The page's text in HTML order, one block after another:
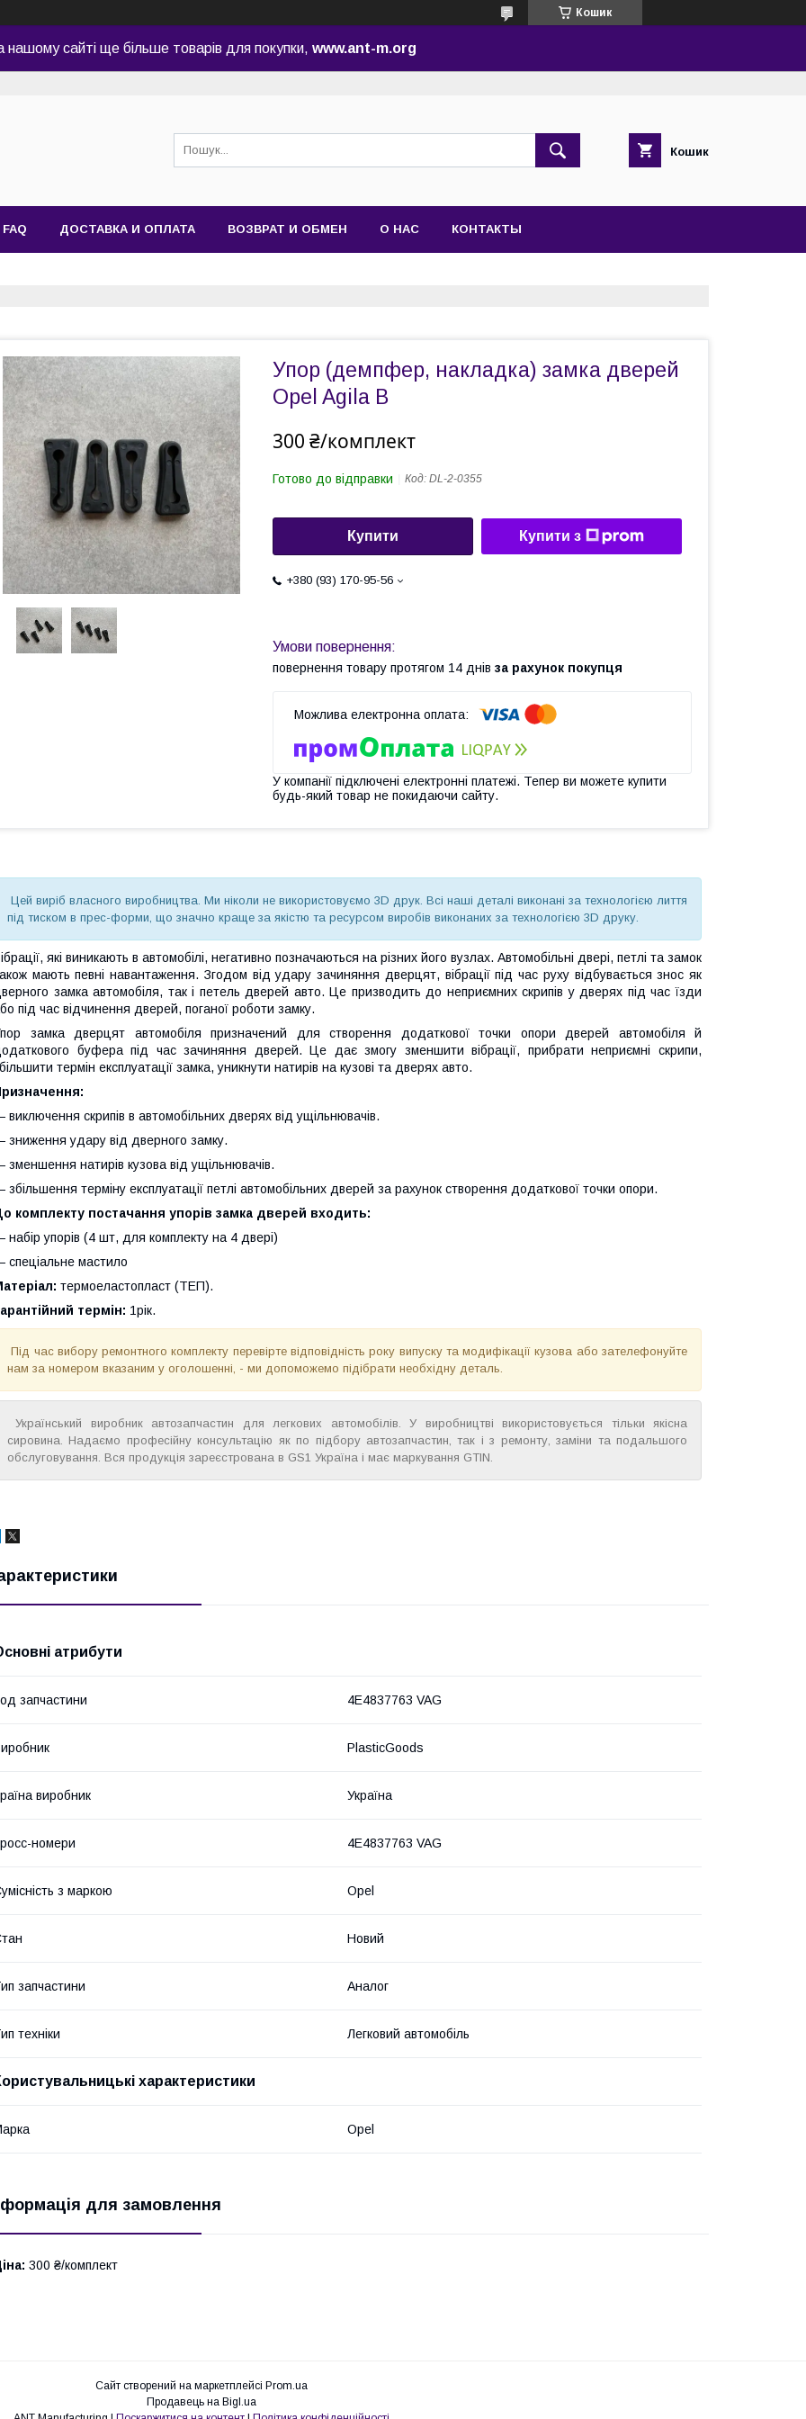
Кошик
нашому сайті ще більше товарів для покупки, www.ant-m.org
Кошик
FAQ ДОСТАВКА И ОПЛАТА ВОЗВРАТ И ОБМЕН О НАС КОНТАКТЫ
Упор (демпфер, накладка) замка дверей
Opel Agila B
300 ₴/комплект
Готово до відправки Код: DL-2-0355
Купити Купити з
+380 (93) 170-95-56
повернення товару протягом 14 днів за рахунок покупця
У компанії підключені електронні платежі. Тепер ви можете купити
будь-який товар не покидаючи сайту.
Цей виріб власного виробництва. Ми ніколи не використовуємо 3D друк. Всі наші деталі виконані за технологією лиття
під тиском в прес-форми, що значно краще за якістю та ресурсом виробів виконаних за технологією 3D друку.
які виникають в автомобілі, негативно позначаються на різних його вузлах. Автомобільні двері, петлі та замок
мають певні навантаження. Згодом від удару зачиняння дверцят, вібрації під час руху відбувається знос як
замка автомобіля, так і петель дверей авто. Це призводить до неприємних скрипів у дверях під час їзди
під час відчинення дверей, поганої роботи замку.
замка дверцят автомобіля призначений для створення додаткової точки опори дверей автомобіля й
буфера під час зачиняння дверей. Це дає змогу зменшити вібрації, прибрати неприємні скрипи,
термін експлуатації замка, уникнути натирів на кузові та дверях авто.
виключення скрипів в автомобільних дверях від ущільнювачів.
зниження удару від дверного замку.
зменшення натирів кузова від ущільнювачів.
збільшення терміну експлуатації петлі автомобільних дверей за рахунок створення додаткової точки опори.
комплекту постачання упорів замка дверей входить:
набір упорів (4 шт, для комплекту на 4 двері)
спеціальне мастило
термоеластопласт (ТЕП).
термін: 1рік.
Під час вибору ремонтного комплекту перевірте відповідність року випуску та модифікації кузова або зателефонуйте
нам за номером вказаним у оголошенні, - ми допоможемо підібрати необхідну деталь.
Український виробник автозапчастин для легкових автомобілів. У виробництві використовується тільки якісна
сировина. Надаємо професійну консультацію як по підбору автозапчастин, так і з ремонту, заміни та подальшого
обслуговування. Вся продукція зареєстрована в GS1 Україна і має маркування GTIN.
атрибути
запчастини 4E4837763 VAG
PlasticGoods
виробник Україна
номери 4E4837763 VAG
з маркою Opel
Новий
запчастини Аналог
техніки Легковий автомобіль
характеристики
Opel
для замовлення
300 ₴/комплект
Сайт створений на маркетплейсі Prom.ua
Продавець на Bigl.ua